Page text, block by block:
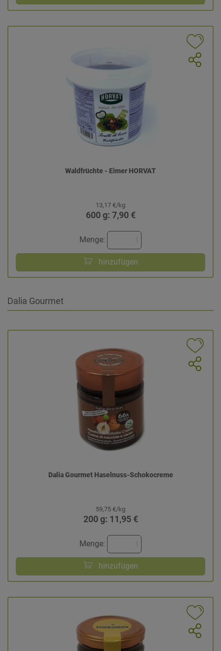
Waldfrüchte - Eimer HORVAT
13,17 €/kg
600 g: 7,90 €
Menge:
hinzufügen
Dalia Gourmet
Dalia Gourmet Haselnuss-Schokocreme
59,75 €/kg
200 g: 11,95 €
Menge:
hinzufügen